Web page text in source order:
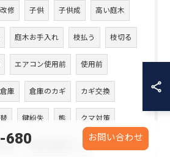
修 子供 子供成 高い庭木
庭木お手入れ 枝払う 枝切る
エアコン使用前 使用前
庫 倉庫のカギ カギ交換
鍵紛失 熊 クマ対策
没 安全な環境づくり
680 お問い合わせ